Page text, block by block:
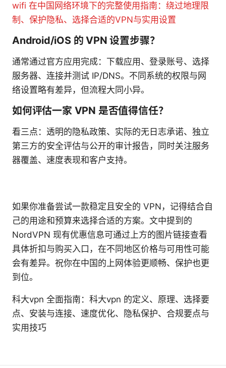
wifi 在中国网络环境下的完整使用指南：绕过地理限
制、保护隐私、选择合适的VPN与实用设置
Android/iOS 的 VPN 设置步骤？
通常通过官方应用完成：下载应用、登录账号、选择
服务器、连接并测试 IP/DNS。不同系统的权限与网
络设置略有差异，但流程大同小异。
如何评估一家 VPN 是否值得信任？
看三点：透明的隐私政策、实际的无日志承诺、独立
第三方的安全评估与公开的审计报告，同时关注服务
器覆盖、速度表现和客户支持。
如果你准备尝试一款稳定且安全的 VPN，记得结合自
己的用途和预算来选择合适的方案。文中提到的
NordVPN 现有优惠信息可通过上方的图片链接查看
具体折扣与购买入口，在不同地区价格与可用性可能
会有差异。祝你在中国的上网体验更顺畅、保护也更
到位。
科大vpn 全面指南：科大vpn 的定义、原理、选择要
点、安装与连接、速度优化、隐私保护、合规要点与
实用技巧